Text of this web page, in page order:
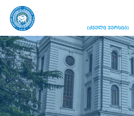
(ძველი ვერსია)